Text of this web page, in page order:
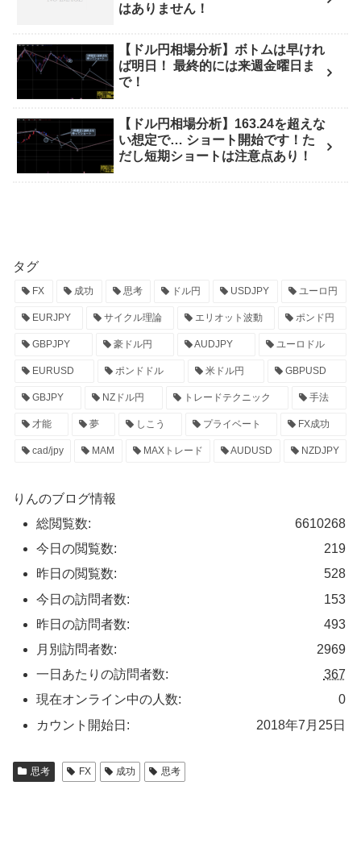
はありません！
【ドル円相場分析】ボトムは早けれ
ば明日！ 最終的には来週金曜日ま
で！
【ドル円相場分析】163.24を超えな
い想定で… ショート開始です！た
だし短期ショートは注意点あり！
タグ
FX 成功 思考 ドル円 USDJPY ユーロ円
EURJPY サイクル理論 エリオット波動 ポンド円
GBPJPY 豪ドル円 AUDJPY ユーロドル
EURUSD ポンドドル 米ドル円 GBPUSD
GBJPY NZドル円 トレードテクニック 手法
才能 夢 しこう プライベート FX成功
cad/jpy MAM MAXトレード AUDUSD NZDJPY
りんのブログ情報
6610268
総閲覧数:
219
今日の閲覧数:
528
昨日の閲覧数:
153
今日の訪問者数:
493
昨日の訪問者数:
2969
月別訪問者数:
367
一日あたりの訪問者数:
0
現在オンライン中の人数:
2018年7月25日
カウント開始日:
思考 FX 成功 思考